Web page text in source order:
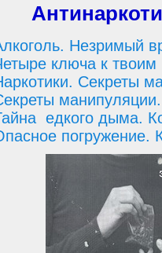
Незримый
ключа к
Секреты
едкого дыма.
погружение.